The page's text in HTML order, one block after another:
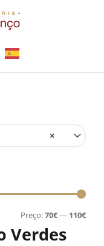
×
Preço:70€— 110€
Verdes